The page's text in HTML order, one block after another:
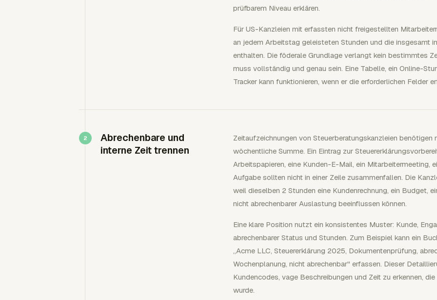
prüfbarem Niveau erklären.
Für US-Kanzleien mit erfassten nicht freigestellten
an jedem Arbeitstag geleisteten Stunden und die insgesamt
enthalten. Die föderale Grundlage verlangt kein bestimmtes
muss vollständig und genau sein. Eine Tabelle, ein Online-
Tracker kann funktionieren, wenn er die erforderlichen Felder
Abrechenbare und
interne Zeit trennen
Zeitaufzeichnungen von Steuerberatungskanzleien benötigen
wöchentliche Summe. Ein Eintrag zur
Arbeitspapieren, eine Kunden-E-Mail, ein Mitarbeitermeeting,
Aufgabe sollten nicht in einer Zeile zusammenfallen. Die
weil dieselben 2 Stunden eine Kundenrechnung, ein Budget,
nicht abrechenbarer Auslastung beeinflussen können.
Eine klare Position nutzt ein konsistentes Muster: Kunde,
abrechenbarer Status und Stunden. Zum Beispiel kann ein
„Acme LLC, Steuererklärung 2025, Dokumentenprüfung,
Wochenplanung, nicht abrechenbar" erfassen. Dieser
Kundencodes, vage Beschreibungen und Zeit zu erkennen,
wurde.